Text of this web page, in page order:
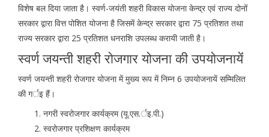
विशेष बल दिया जाता है। स्वर्ण-जयंती शहरी विकास योजना केन्द्र एवं राज्य दोनों
सरकार द्वारा वित्त पोशित योजना है जिसमें केन्द्र सरकार द्वारा 75 प्रतिशत तथा
राज्य सरकार द्वारा 25 प्रतिशत धनराशि उपलब्ध करायी जाती है।
स्वर्ण जयन्ती शहरी रोजगार योजना की उपयोजनायेंं
स्वर्ण जयन्ती शहरी रोजगार योजना में मुख्य रूप में निम्न 6 उपयोजनायें सम्मिलित
की गर्इ हैं।
नगरी स्वरोजगार कार्यक्रम (यू.एस.र्इ.पी.)
स्वरोजगार प्रशिक्षण कार्यक्रम